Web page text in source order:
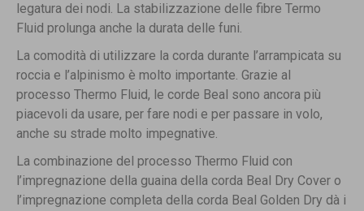
legatura dei nodi. La stabilizzazione delle fibre Termo
Fluid prolunga anche la durata delle funi.
La comodità di utilizzare la corda durante l’arrampicata su
roccia e l’alpinismo è molto importante. Grazie al
processo Thermo Fluid, le corde Beal sono ancora più
piacevoli da usare, per fare nodi e per passare in volo,
anche su strade molto impegnative.
La combinazione del processo Thermo Fluid con
l’impregnazione della guaina della corda Beal Dry Cover o
l’impregnazione completa della corda Beal Golden Dry dà i